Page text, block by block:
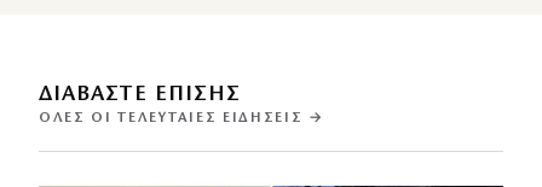
ΔΙΑΒΑΣΤΕ ΕΠΙΣΗΣ
ΌΛΕΣ ΟΙ ΤΕΛΕΥΤΑΊΕΣ ΕΙΔΉΣΕΙΣ →